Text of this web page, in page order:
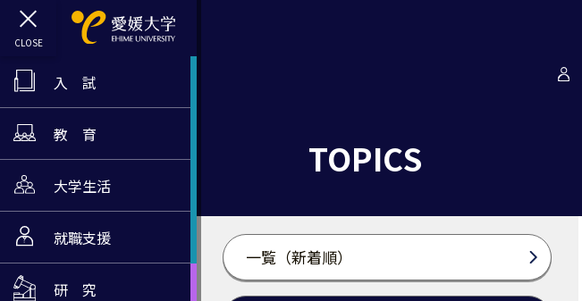
入 試
教 育
大学生活
就職支援
研 究
TOPICS
一覧（新着順）